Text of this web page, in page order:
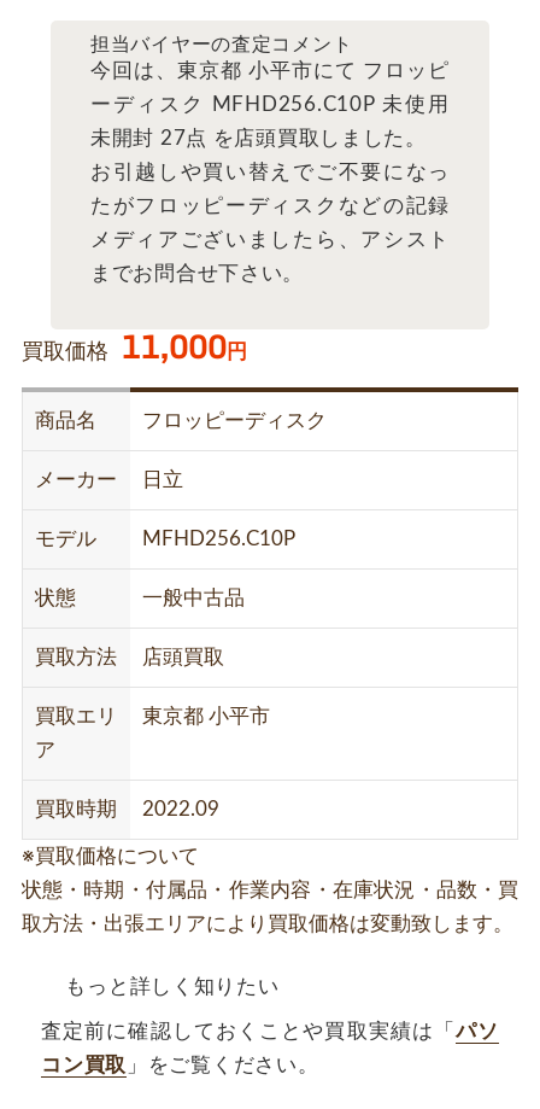
担当バイヤーの査定コメント
今回は、東京都 小平市にて フロッピ
ーディスク MFHD256.C10P 未使用
未開封 27点 を店頭買取しました。
お引越しや買い替えでご不要になっ
たがフロッピーディスクなどの記録
メディアございましたら、アシスト
までお問合せ下さい。
買取価格 11,000円
商品名 フロッピーディスク
メーカー 日立
モデル MFHD256.C10P
状態 一般中古品
買取方法 店頭買取
買取エリ
ア
東京都 小平市
買取時期 2022.09
※買取価格について
状態・時期・付属品・作業内容・在庫状況・品数・買
取方法・出張エリアにより買取価格は変動致します。
もっと詳しく知りたい
査定前に確認しておくことや買取実績は「パソ
コン買取 」をご覧ください。